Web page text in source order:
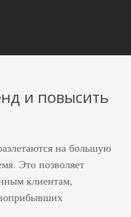
и повысить
на большую
Это позволяет
клиентам,